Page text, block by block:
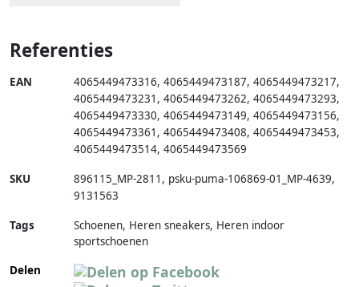
Referenties
EAN 4065449473316, 4065449473187, 4065449473217,
4065449473231 , 4065449473262, 4065449473293,
4065449473330, 4065449473149, 4065449473156,
4065449473361 , 4065449473408, 4065449473453,
4065449473514, 4065449473569
SKU 896115_MP-2811 , psku-puma-106869-01_MP-4639,
9131563
Tags
Schoenen, Heren sneakers, Heren indoor
sportschoenen
Delen